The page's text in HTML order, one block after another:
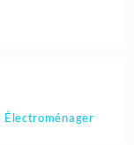
Électroménager